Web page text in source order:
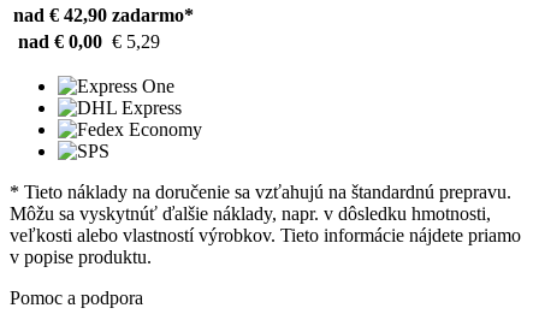
nad € 42,90 zadarmo*
nad € 0,00 € 5,29
* Tieto náklady na doručenie sa vzťahujú na štandardnú prepravu.
Môžu sa vyskytnúť ďalšie náklady, napr. v dôsledku hmotnosti,
veľkosti alebo vlastností výrobkov. Tieto informácie nájdete priamo
v popise produktu.
Pomoc a podpora